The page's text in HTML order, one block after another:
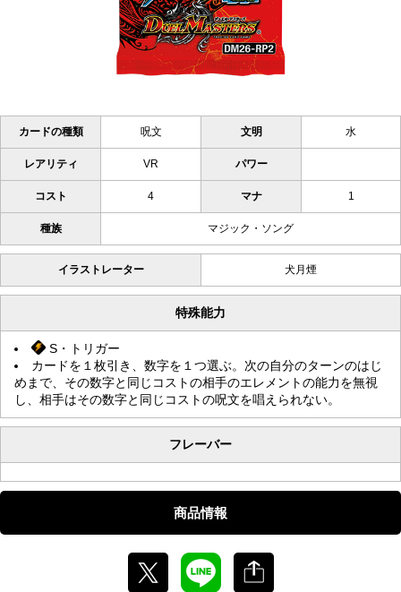
カードの種類 呪文 文明 水
レアリティ VR パワー
コスト 4 マナ 1
種族 マジック・ソング
イラストレーター 犬月煙
特殊能力
S・トリガー
カードを１枚引き、数字を１つ選ぶ。次の自分のターンのはじ
めまで、その数字と同じコストの相手のエレメントの能力を無視
し、相手はその数字と同じコストの呪文を唱えられない。
フレーバー
商品情報